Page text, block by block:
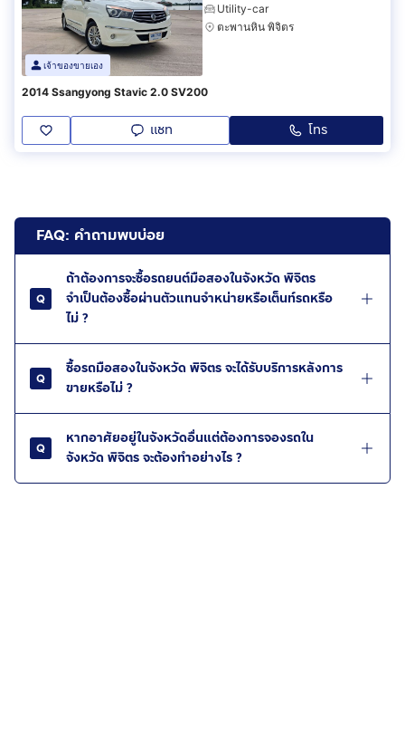
เจ้าของขายเอง
Utility-car
ตะพานหิน พิจิตร
2014 Ssangyong Stavic 2.0 SV200
แชท โทร
FAQ: คำถามพบบ่อย
ถ้าต้องการจะซื้อรถยนต์มือสองในจังหวัด พิจิตร
จำเป็นต้องซื้อผ่านตัวแทนจำหน่ายหรือเต็นท์รถหรือ
ไม่ ?
ซื้อรถมือสองในจังหวัด พิจิตร จะได้รับบริการหลังการ
ขายหรือไม่ ?
หากอาศัยอยู่ในจังหวัดอื่นแต่ต้องการจองรถใน
จังหวัด พิจิตร จะต้องทำอย่างไร ?